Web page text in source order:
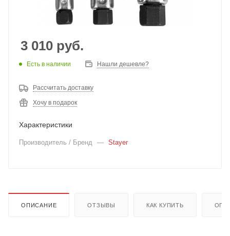
3 010 руб.
Есть в наличии Нашли дешевле?
Рассчитать доставку
Хочу в подарок
Характеристики
Производитель / Бренд — Stayer
ОПИСАНИЕ ОТЗЫВЫ КАК КУПИТЬ